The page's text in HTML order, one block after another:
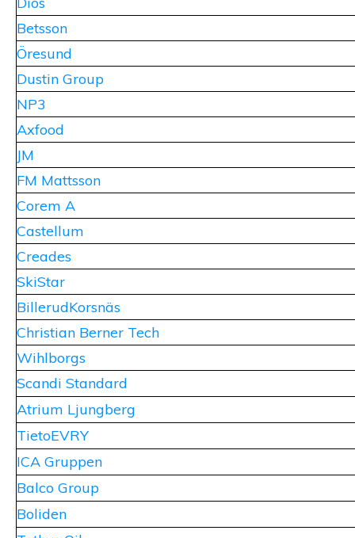
Betsson
Öresund
Dustin Group
NP3
Axfood
JM
FM Mattsson
Corem A
Castellum
Creades
SkiStar
BillerudKorsnäs
Christian Berner Tech
Wihlborgs
Scandi Standard
Atrium Ljungberg
TietoEVRY
ICA Gruppen
Balco Group
Boliden